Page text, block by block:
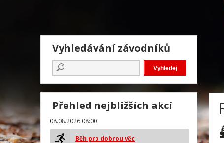
Vyhledávání závodníků
Přehled nejbližších akcí
08.08.2026 08:00
Běh pro dobrou věc